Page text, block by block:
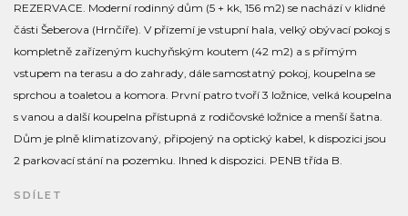
REZERVACE. Moderní rodinný dům (5 + kk, 156 m2) se nachází v klidné
části Šeberova (Hrnčíře). V přízemí je vstupní hala, velký obývací pokoj s
kompletně zařízeným kuchyňským koutem (42 m2) a s přímým
vstupem na terasu a do zahrady, dále samostatný pokoj, koupelna se
sprchou a toaletou a komora. První patro tvoří 3 ložnice, velká koupelna
s vanou a další koupelna přístupná z rodičovské ložnice a menší šatna.
Dům je plně klimatizovaný, připojený na optický kabel, k dispozici jsou
2 parkovací stání na pozemku. Ihned k dispozici. PENB třída B.
SDÍLET